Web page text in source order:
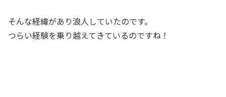
そんな経緯があり浪人していたのです。
つらい経験を乗り越えてきているのですね！